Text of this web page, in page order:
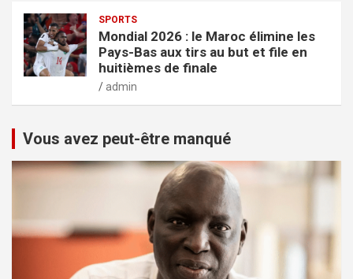
SPORTS
Mondial 2026 : le Maroc élimine les
Pays-Bas aux tirs au but et file en
huitièmes de finale
admin
Vous avez peut-être manqué